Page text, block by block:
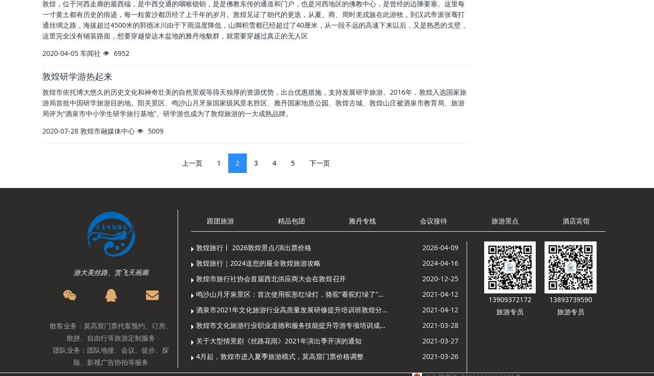
敦煌，位于河西走廊的最西端，是中西交通的咽喉锁钥，是是佛教东传的通道和门户，也是河西地区的佛教中心，是曾经的边陲要塞。这里每
一寸黄土都有历史的痕迹，每一粒黄沙都历经了上千年的岁月。敦煌见证了朝代的更迭，从夏、商、周时羌戎族在此游牧，到汉武帝派张骞打
通丝绸之路，海拔超过4500米的郭德冰川由于下雨温度降低，山脚积雪都已经超过了40厘米，从一段不远的高速下来以后，又是熟悉的戈壁，
这里完全没有铺装路面，想要穿越柴达木盆地的雅丹地貌群，就需要穿越过真正的无人区
2020-04-05 车闻社 6952
敦煌研学游热起来
敦煌市依托博大悠久的历史文化和神奇壮美的自然景观等得天独厚的资源优势，出台优惠措施，支持发展研学旅游。2016年，敦煌入选国家旅
游局首批中国研学旅游目的地。阳关景区、鸣沙山月牙泉国家级风景名胜区、雅丹国家地质公园、敦煌古城、敦煌山庄被酒泉市教育局、旅游
局评为“酒泉市中小学生研学旅行基地”。研学游也成为了敦煌旅游的一大成熟品牌。
2020-07-28 敦煌市融媒体中心 5009
上一页 1 2 3 4 5 下一页
游大美丝路、赏飞天画廊
散客业务：莫高窟门票代客预约、订房、
散拼、自由行等旅游定制服务
团队业务：团队地接、会议、徒步、探
险、影视广告协拍等服务
跟团旅游 精品包团 雅丹专线 会议接待 旅游景点 酒店宾馆
敦煌旅行丨 2026敦煌景点/演出票价格
2026-04-09
敦煌旅行｜2024送您的最全敦煌旅游攻略
2024-04-16
敦煌市旅行社协会首届西北供应商大会在敦煌召开
2020-12-25
鸣沙山月牙泉景区：首次使用驼形红绿灯，骆驼“看驼灯绿了”走起来
2021-04-12
酒泉市2021年文化旅游行业高质量发展研修提升培训班敦煌分训点开班
2021-04-12
敦煌市文化旅游行业职业道德和服务技能提升导游专项培训成功举办
2021-03-28
关于大型情景剧《丝路花雨》2021年演出季开演的通知
2021-03-27
4月起，敦煌市进入夏季旅游模式，莫高窟门票价格调整
2021-03-26
13909372172
旅游专员
13893739590
旅游专员